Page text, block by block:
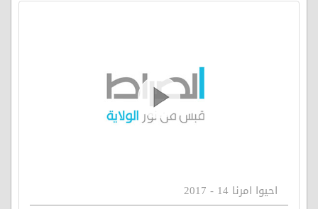
احيوا امرنا 14 - 2017